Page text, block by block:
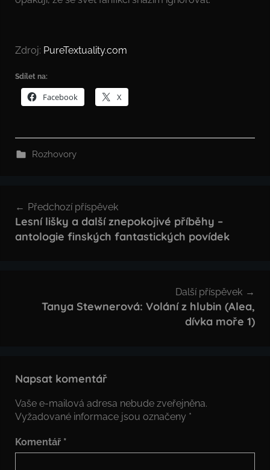
Zdroj: PureTextuality.com
Sdílet na:
Facebook X
Rozhovory
pro
příspěvek
Předchozí příspěvek
Lesní lišky a další znepokojivé příběhy –
antologie finských fantastických povídek
Další příspěvek
Tanya Stewnerová: Volání z hlubin (Alea,
dívka moře 1)
Napsat komentář
Vaše e-mailová adresa nebude zveřejněna.
Vyžadované informace jsou označeny *
Komentář *